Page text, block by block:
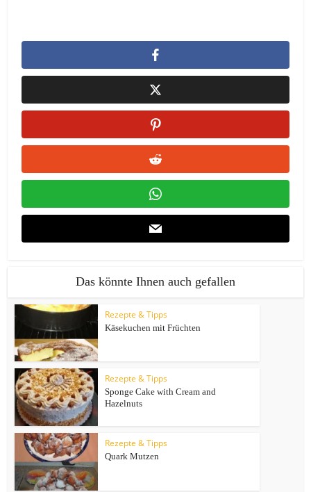
Das könnte Ihnen auch gefallen
Rezepte & Tipps
Käsekuchen mit Früchten
Rezepte & Tipps
Sponge Cake with Cream and
Hazelnuts
Rezepte & Tipps
Quark Mutzen